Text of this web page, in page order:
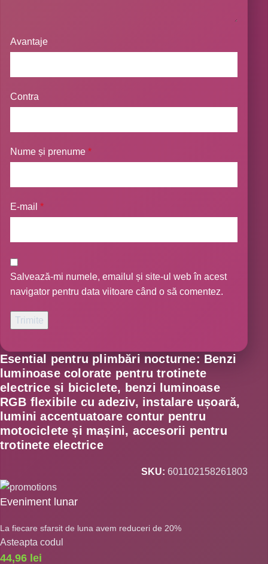
Avantaje
Contra
Nume și prenume*
E-mail*
Salvează-mi numele, emailul și site-ul web în acest
navigator pentru data viitoare când o să comentez.
Esential pentru plimbări nocturne: Benzi
luminoase colorate pentru trotinete
electrice și biciclete, benzi luminoase
RGB flexibile cu adeziv, instalare ușoară,
lumini accentuatoare contur pentru
motociclete și mașini, accesorii pentru
trotinete electrice
SKU:601102158261803
Eveniment lunar
La fiecare sfarsit de luna avem reduceri de 20%
Asteapta codul
44,96 lei